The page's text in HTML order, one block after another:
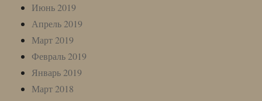
Июнь 2019
Апрель 2019
Март 2019
Февраль 2019
Январь 2019
Март 2018